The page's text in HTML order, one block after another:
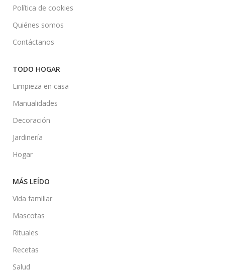
Política de cookies
Quiénes somos
Contáctanos
TODO HOGAR
Limpieza en casa
Manualidades
Decoración
Jardinería
Hogar
MÁS LEÍDO
Vida familiar
Mascotas
Rituales
Recetas
Salud